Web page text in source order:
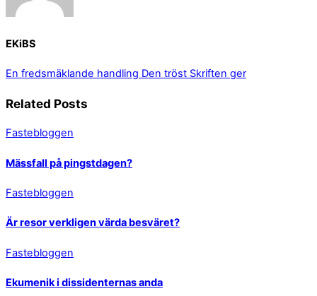
EKiBS
En fredsmäklande handling Den tröst Skriften ger
Related Posts
Fastebloggen
Mässfall på pingstdagen?
Fastebloggen
Är resor verkligen värda besväret?
Fastebloggen
Ekumenik i dissidenternas anda